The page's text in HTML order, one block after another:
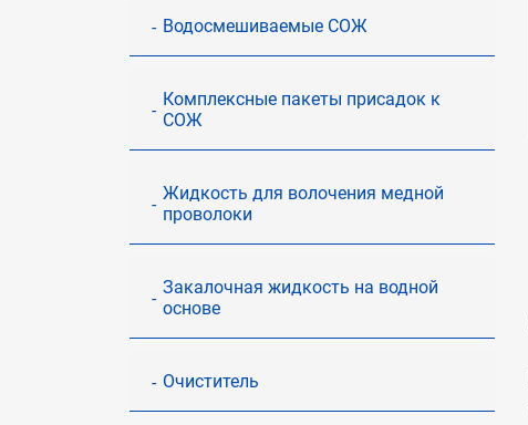
Водосмешиваемые СОЖ
Комплексные пакеты присадок к
СОЖ
Жидкость для волочения медной
проволоки
Закалочная жидкость на водной
основе
Очиститель